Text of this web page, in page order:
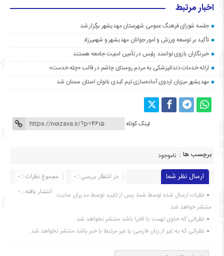
اخبار مرتبط
جلسه شورای فرهنگ عمومی شهرستان مهدیشهر برگزار شد
تأکید بر توسعه ورزش و امور جوانان مهدیشهر و شهمیرزاد
خبرنگاران بازوی توانمند پلیس در تأمین امنیت جامعه هستند
ارائه خدمات دندانپزشکی به مردم روستای چاشم در قالب «چله خدمت»
مهدیشهر میزبان اردوی آماده‌سازی تیم کبدی بانوان استان سمنان شد
لینک کوتاه
برچسب ها : ناموجود
ارسال نظر شما مجموع نظرات : 0
در انتظار بررسی : 0
انتشار یافته : ۰ نظرات ارسال شده توسط شما، پس از تایید توسط مدیران سایت
منتشر خواهد شد.
نظراتی که حاوی تهمت یا افترا باشد منتشر نخواهد شد.
نظراتی که به غیر از زبان فارسی یا غیر مرتبط با خبر باشد منتشر نخواهد شد.